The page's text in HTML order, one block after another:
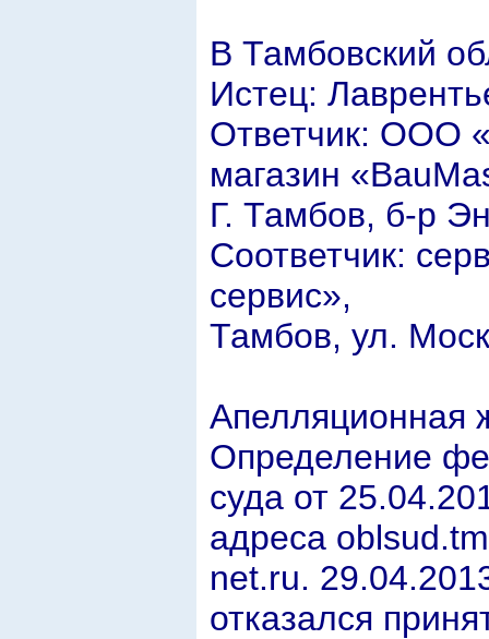
В Тамбовский
Истец:
Ответчик: ООО
магазин
Г. Тамбов, б-р
Соответчик:
сервис»,
Тамбов, ул.
Апелляционная
Определение
суда от
адреса
net.ru.
отказался